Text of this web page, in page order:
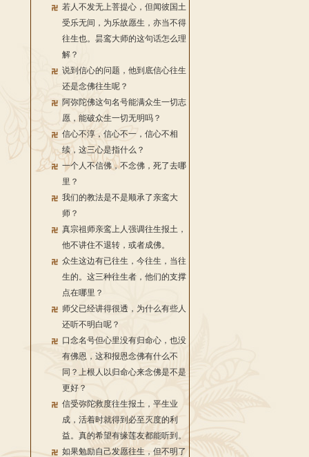
若人不发无上菩提心，但闻彼国土
受乐无间，为乐故愿生，亦当不得
往生也。昙鸾大师的这句话怎么理
解？
说到信心的问题，他到底信心往生
还是念佛往生呢？
阿弥陀佛这句名号能满众生一切志
愿，能破众生一切无明吗？
信心不淳，信心不一，信心不相
续，这三心是指什么？
一个人不信佛，不念佛，死了去哪
里？
我们的教法是不是顺承了亲鸾大
师？
真宗祖师亲鸾上人强调往生报土，
他不讲住不退转，或者成佛。
众生这边有已往生，今往生，当往
生的。这三种往生者，他们的支撑
点在哪里？
师父已经讲得很透，为什么有些人
还听不明白呢？
口念名号但心里没有归命心，也没
有佛恩，这和报恩念佛有什么不
同？上根人以归命心来念佛是不是
更好？
信受弥陀救度往生报土，平生业
成，活着时就得到必至灭度的利
益。真的希望有缘莲友都能听到。
如果勉励自己发愿往生，但不明了